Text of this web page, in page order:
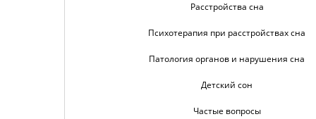
Расстройства сна
Психотерапия при расстройствах сна
Патология органов и нарушения сна
Детский сон
Частые вопросы